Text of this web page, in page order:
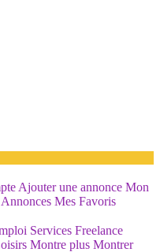
Ajouter une annonce Mon
Mes Favoris
Services Freelance
Montre plus Montrer